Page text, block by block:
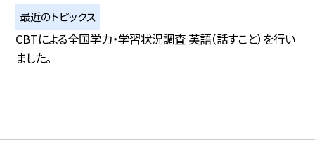
最近のトピックス
CBTによる全国学力・学習状況調査 英語（話すこと）を行い
ました。